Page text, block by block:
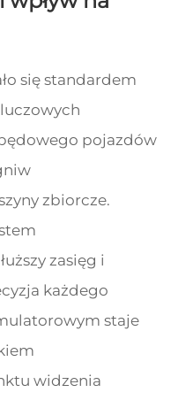
się standardem
pojazdów
zbiorcze.
zasięg i
każdego
staje
widzenia